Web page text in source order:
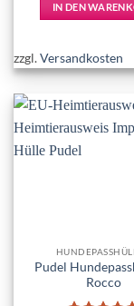
IN DEN
zzgl.Versandkosten
Pudel
Rocco